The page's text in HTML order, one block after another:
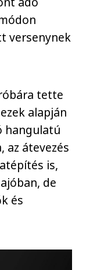
versenynek
tette
alapján
hangulatú
az átevezés
is,
de
és